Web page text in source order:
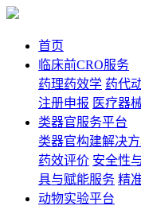
首页
临床前CRO服务
药理药效学 药代
注册申报 医疗器
类器官服务平台
类器官构建解决
药效评价 安全性
具与赋能服务 精
动物实验平台